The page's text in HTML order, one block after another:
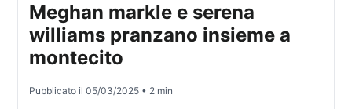
Meghan markle e serena
williams pranzano insieme a
montecito
Pubblicato il05/03/2025 • 2 min